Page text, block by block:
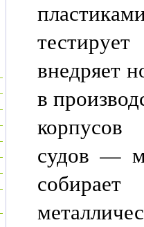
внедряет
в
корпусов
судов —